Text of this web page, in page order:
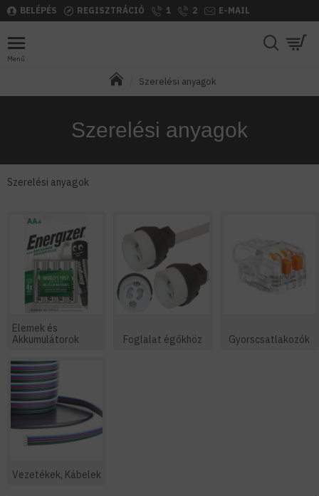
BELÉPÉS REGISZTRÁCIÓ 1 2 E-MAIL
Szerelési anyagok
Szerelési anyagok
Szerelési anyagok
Elemek és
Akkumulátorok
Foglalat égőkhöz Gyorscsatlakozók
Vezetékek, Kábelek